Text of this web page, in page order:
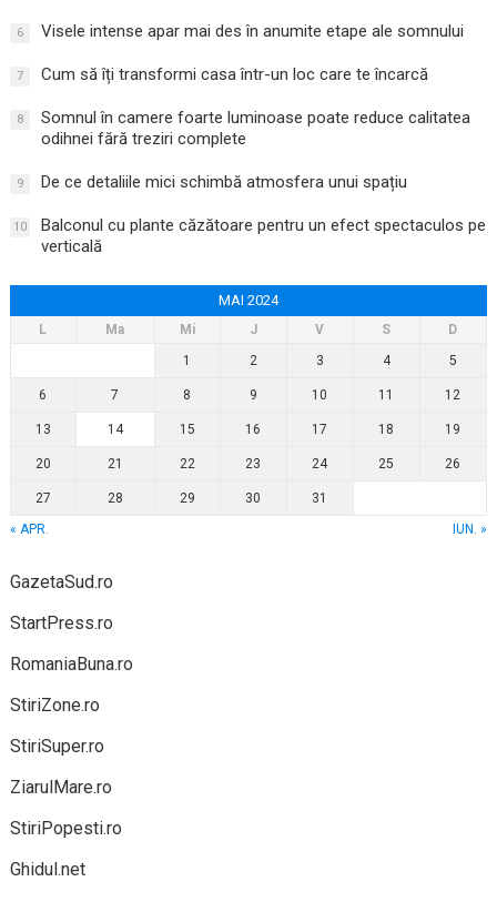
6 Visele intense apar mai des în anumite etape ale somnului
7 Cum să îți transformi casa într-un loc care te încarcă
8
Somnul în camere foarte luminoase poate reduce calitatea
odihnei fără treziri complete
9 De ce detaliile mici schimbă atmosfera unui spațiu
10
Balconul cu plante căzătoare pentru un efect spectaculos pe
verticală
MAI 2024
L Ma Mi J V S
D
1
2 3 4 5
6 7 8 9 10 11 12
13 14 15 16 17 18 19
20 21 22 23 24 25 26
27 28 29 30
31
« APR.
IUN. »
GazetaSud.ro
StartPress.ro
RomaniaBuna.ro
StiriZone.ro
StiriSuper.ro
ZiarulMare.ro
StiriPopesti.ro
Ghidul.net